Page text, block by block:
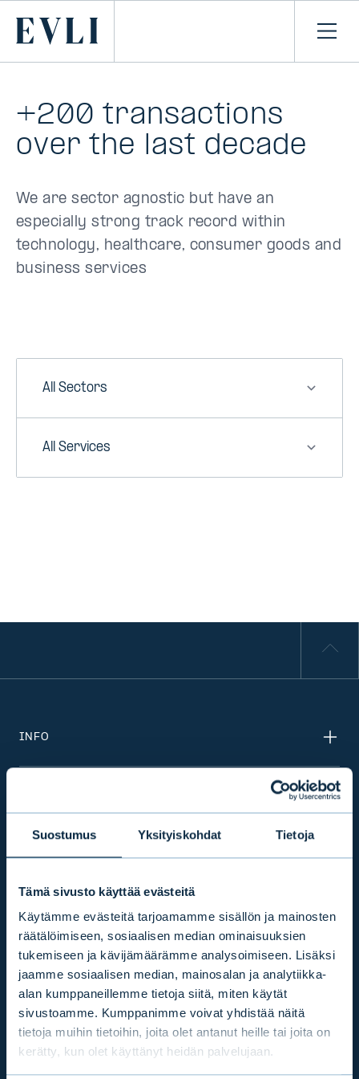
Suostumus Yksityiskohdat Tietoja
Tämä sivusto käyttää evästeitä
Käytämme evästeitä tarjoamamme sisällön ja mainosten
räätälöimiseen, sosiaalisen median ominaisuuksien
tukemiseen ja kävijämäärämme analysoimiseen. Lisäksi
jaamme sosiaalisen median, mainosalan ja analytiikka-
alan kumppaneillemme tietoja siitä, miten käytät
sivustoamme. Kumppanimme voivat yhdistää näitä
tietoja muihin tietoihin, joita olet antanut heille tai joita on
kerätty, kun olet käyttänyt heidän palvelujaan.
Primary
Avaa
+200 transactions
over the last decade
We are sector agnostic but have an
especially strong track record within
technology, healthcare, consumer goods and
business services
INFO
VASTUULLISUUS
AJANKOHTAISTA
KONSERNI
SIJOITTAJASUHTEET